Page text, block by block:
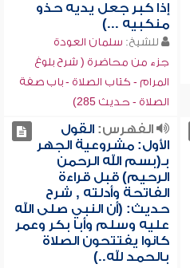
إذا كبر جعل يديه حذو
منكبيه ...)
للشيخ: سلمان العودة
جزء من محاضرة ( شرح بلوغ
المرام - كتاب الصلاة - باب صفة
الصلاة - حديث 285)
الفهرس:القول
الأول: مشروعية الجهر
بـ(بسم الله الرحمن
الرحيم) قبل قراءة
الفاتحة وأدلته , شرح
حديث: (أن النبي صلى الله
عليه وسلم وأبا بكر وعمر
كانوا يفتتحون الصلاة
بالحمد لله..)